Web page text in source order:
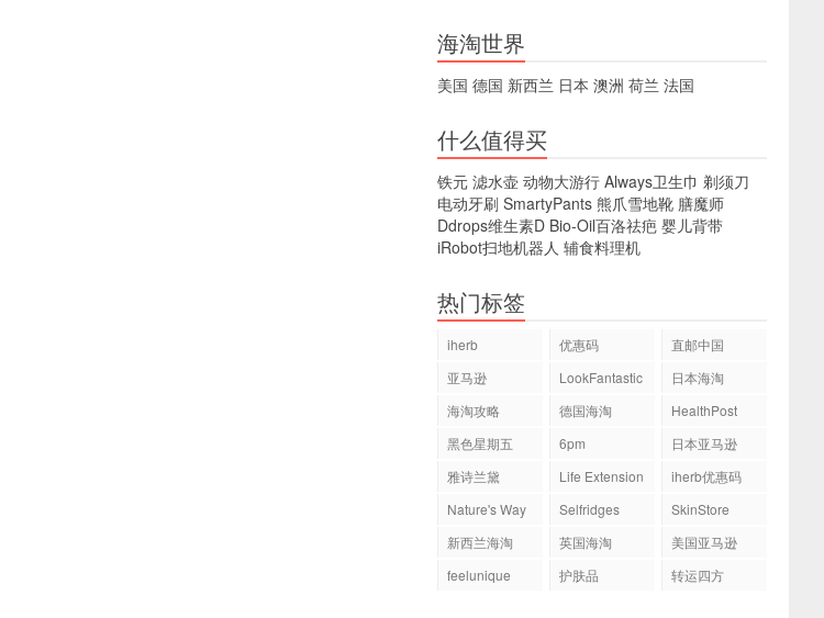
海淘世界
美国 德国 新西兰 日本 澳洲 荷兰 法国
什么值得买
铁元 滤水壶 动物大游行 Always卫生巾 剃须刀
电动牙刷 SmartyPants 熊爪雪地靴 膳魔师
Ddrops维生素D Bio-Oil百洛祛疤 婴儿背带
iRobot扫地机器人 辅食料理机
热门标签
iherb 优惠码
直邮中国
亚马逊
LookFantastic
日本海淘
海淘攻略
德国海淘
HealthPost
黑色星期五
6pm
日本亚马逊
雅诗兰黛
Life Extension
iherb优惠码
Nature's Way
Selfridges
SkinStore
新西兰海淘
英国海淘
美国亚马逊
feelunique
护肤品 转运四方